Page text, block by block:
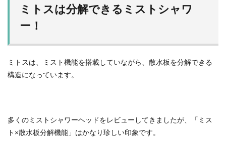
ミトスは分解できるミストシャワ
ー！
ミトスは、ミスト機能を搭載していながら、散水板を分解できる
構造になっています。
多くのミストシャワーヘッドをレビューしてきましたが、「ミス
ト×散水板分解機能」はかなり珍しい印象です。